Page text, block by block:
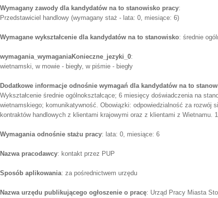
Wymagany zawody dla kandydatów na to stanowisko pracy:
Przedstawiciel handlowy (wymagany staż - lata: 0, miesiące: 6)
Wymagane wykształcenie dla kandydatów na to stanowisko: średnie
wymagania_wymaganiaKonieczne_jezyki_0:
wietnamski, w mowie - biegły, w piśmie - biegły
Dodatkowe informacje odnośnie wymagań dla kandydatów na to
Wykształcenie średnie ogólnokształcące; 6 miesięcy doświadczenia na
wietnamskiego; komunikatywność. Obowiązki: odpowiedzialność za rozwój
kontraktów handlowych z klientami krajowymi oraz z klientami z Wietnamu.
Wymagania odnośnie stażu pracy: lata: 0, miesiące: 6
Nazwa pracodawcy: kontakt przez PUP
Sposób aplikowania: za pośrednictwem urzędu
Nazwa urzędu publikującego ogłoszenie o pracę: Urząd Pracy Miasta